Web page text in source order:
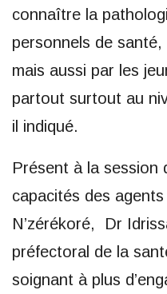
connaître la
personnels de
mais aussi par les
partout surtout au
il indiqué.
Présent à la session
capacités des
N’zérékoré, Dr
préfectoral de la
soignant à plus